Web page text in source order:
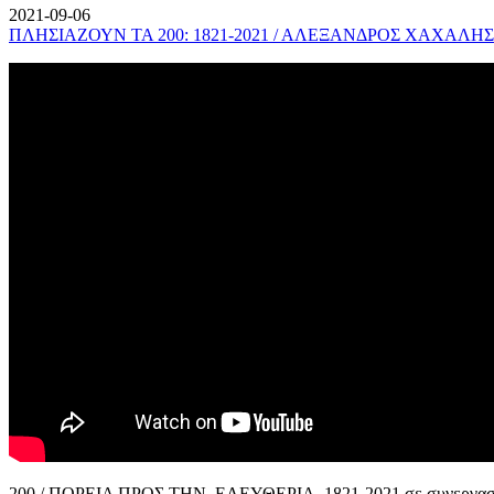
2021-09-06
ΠΛΗΣΙΑΖΟΥΝ ΤΑ 200: 1821-2021 / ΑΛΕΞΑΝΔΡΟΣ ΧΑΧΑΛΗΣ